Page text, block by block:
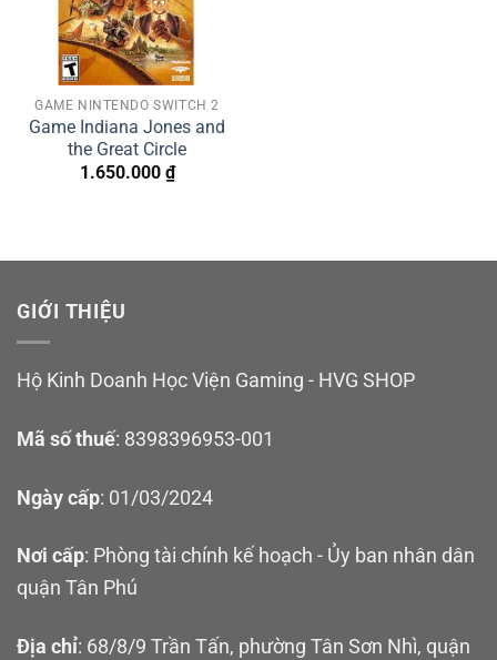
GAME NINTENDO SWITCH 2
Game Indiana Jones and
the Great Circle
1.650.000 ₫
GIỚI THIỆU
Hộ Kinh Doanh Học Viện Gaming - HVG SHOP
Mã số thuế: 8398396953-001
Ngày cấp: 01/03/2024
Nơi cấp: Phòng tài chính kế hoạch - Ủy ban nhân dân
quận Tân Phú
Địa chỉ: 68/8/9 Trần Tấn, phường Tân Sơn Nhì, quận